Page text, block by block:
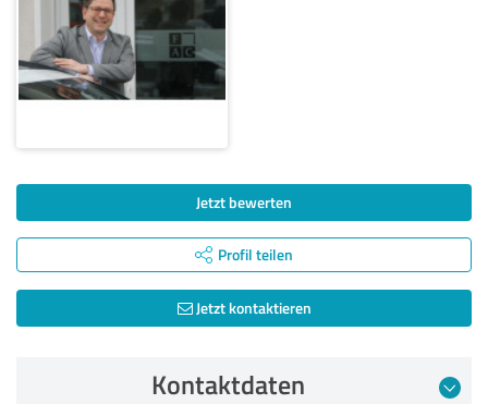
Jetzt bewerten
Profil teilen
Jetzt kontaktieren
Kontaktdaten